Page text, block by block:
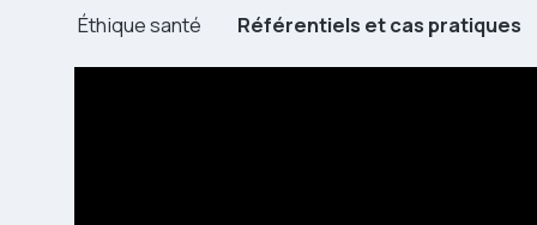
Éthique santé Référentiels et cas pratiques